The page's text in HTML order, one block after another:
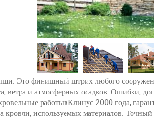
Это финишный штрих любого
ветра и атмосферных осадков. Ошибки,
работывКлинус 2000 года,
используемых материалов.